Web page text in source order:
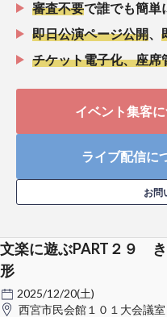
審査不要で誰でも簡単
即日公演ページ公開
チケット電子化、座席
イベント集客
ライブ配信に
お問
文楽に遊ぶPART２９
形
2025/12/20(土)
西宮市民会館１０１大会議室